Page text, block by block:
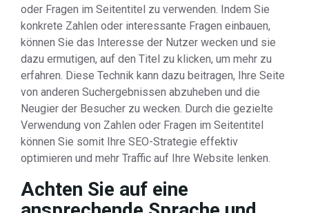
oder Fragen im Seitentitel zu verwenden. Indem Sie
konkrete Zahlen oder interessante Fragen einbauen,
können Sie das Interesse der Nutzer wecken und sie
dazu ermutigen, auf den Titel zu klicken, um mehr zu
erfahren. Diese Technik kann dazu beitragen, Ihre Seite
von anderen Suchergebnissen abzuheben und die
Neugier der Besucher zu wecken. Durch die gezielte
Verwendung von Zahlen oder Fragen im Seitentitel
können Sie somit Ihre SEO-Strategie effektiv
optimieren und mehr Traffic auf Ihre Website lenken.
Achten Sie auf eine